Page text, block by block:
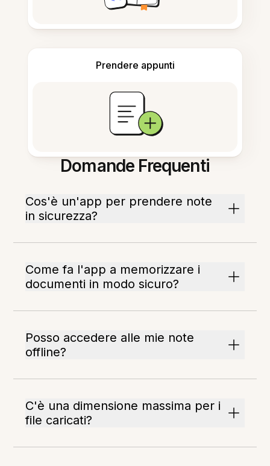
Prendere appunti
Domande Frequenti
Cos'è un'app per prendere note
in sicurezza?
Come fa l'app a memorizzare i
documenti in modo sicuro?
Posso accedere alle mie note
offline?
C'è una dimensione massima per i
file caricati?